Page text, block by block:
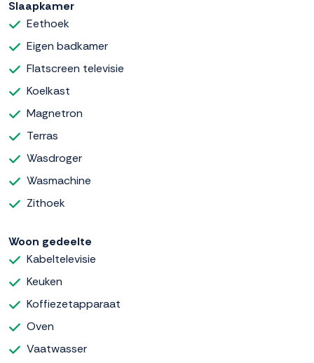
Slaapkamer
Eethoek
Eigen badkamer
Flatscreen televisie
Koelkast
Magnetron
Terras
Wasdroger
Wasmachine
Zithoek
Woon gedeelte
Kabeltelevisie
Keuken
Koffiezetapparaat
Oven
Vaatwasser